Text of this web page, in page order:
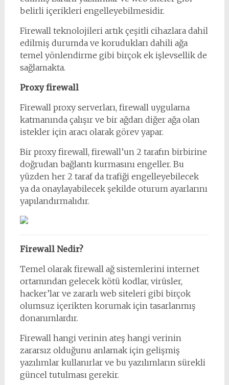
belirli içerikleri engelleyebilmesidir.
Firewall teknolojileri artık çeşitli cihazlara dahil
edilmiş durumda ve korudukları dahili ağa
temel yönlendirme gibi birçok ek işlevsellik de
sağlamakta.
Proxy firewall
Firewall proxy serverları, firewall uygulama
katmanında çalışır ve bir ağdan diğer ağa olan
istekler için aracı olarak görev yapar.
Bir proxy firewall, firewall’un 2 tarafın birbirine
doğrudan bağlantı kurmasını engeller. Bu
yüzden her 2 taraf da trafiği engelleyebilecek
ya da onaylayabilecek şekilde oturum ayarlarını
yapılandırmalıdır.
Firewall Nedir?
Temel olarak firewall ağ sistemlerini internet
ortamından gelecek kötü kodlar, virüsler,
hacker’lar ve zararlı web siteleri gibi birçok
olumsuz içerikten korumak için tasarlanmış
donanımlardır.
Firewall hangi verinin ateş hangi verinin
zararsız olduğunu anlamak için gelişmiş
yazılımlar kullanırlar ve bu yazılımların sürekli
güncel tutulması gerekir.